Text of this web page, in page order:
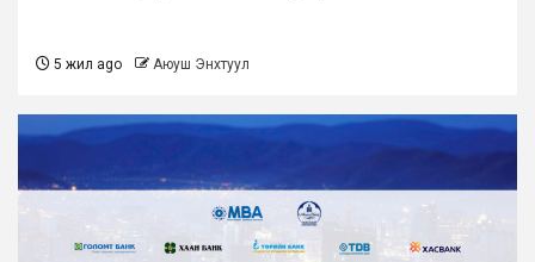
5 жил ago Аюуш Энхтуул